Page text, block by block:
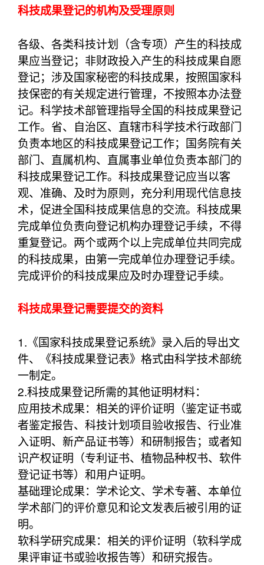
科技成果登记的机构及受理原则
各级、各类科技计划（含专项）产生的科技成
果应当登记；非财政投入产生的科技成果自愿
登记；涉及国家秘密的科技成果，按照国家科
技保密的有关规定进行管理，不按照本办法登
记。科学技术部管理指导全国的科技成果登记
工作。省、自治区、直辖市科学技术行政部门
负责本地区的科技成果登记工作；国务院有关
部门、直属机构、直属事业单位负责本部门的
科技成果登记工作。科技成果登记应当以客
观、准确、及时为原则，充分利用现代信息技
术，促进全国科技成果信息的交流。科技成果
完成单位负责向登记机构办理登记手续，不得
重复登记。两个或两个以上完成单位共同完成
的科技成果，由第一完成单位办理登记手续。
完成评价的科技成果应及时办理登记手续。
科技成果登记需要提交的资料
1.《国家科技成果登记系统》录入后的导出文
件、《科技成果登记表》格式由科学技术部统
一制定。
2.科技成果登记所需的其他证明材料：
应用技术成果：相关的评价证明（鉴定证书或
者鉴定报告、科技计划项目验收报告、行业准
入证明、新产品证书等）和研制报告；或者知
识产权证明（专利证书、植物品种权书、软件
登记证书等）和用户证明。
基础理论成果：学术论文、学术专著、本单位
学术部门的评价意见和论文发表后被引用的证
明。
软科学研究成果：相关的评价证明（软科学成
果评审证书或验收报告等）和研究报告。